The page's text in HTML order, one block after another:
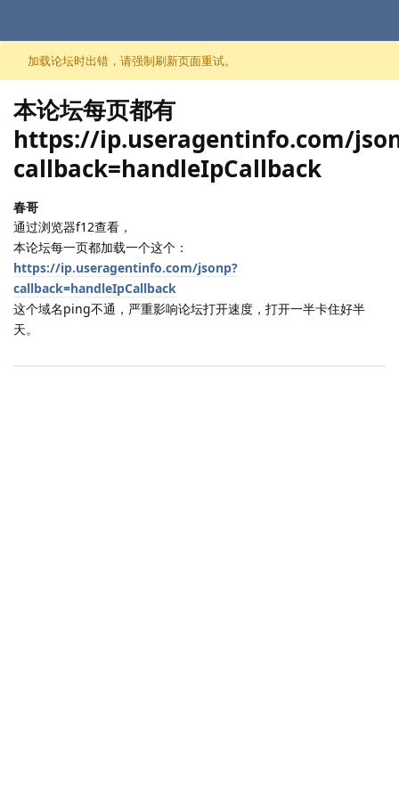
跳至内容
加载论坛时出错，请强制刷新页面重试。
本论坛每页都有
https://ip.useragentinfo.com/
callback=handleIpCallback
春哥
通过浏览器f12查看，
本论坛每一页都加载一个这个：
https://ip.useragentinfo.com/jsonp?
callback=handleIpCallback
这个域名ping不通，严重影响论坛打开速度，打开一半卡住好半
天。